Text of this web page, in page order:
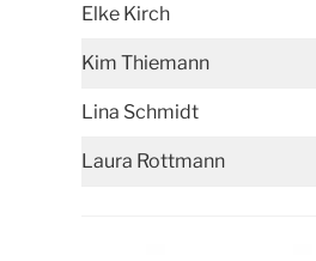
Elke Kirch
Kim Thiemann
Lina Schmidt
Laura Rottmann